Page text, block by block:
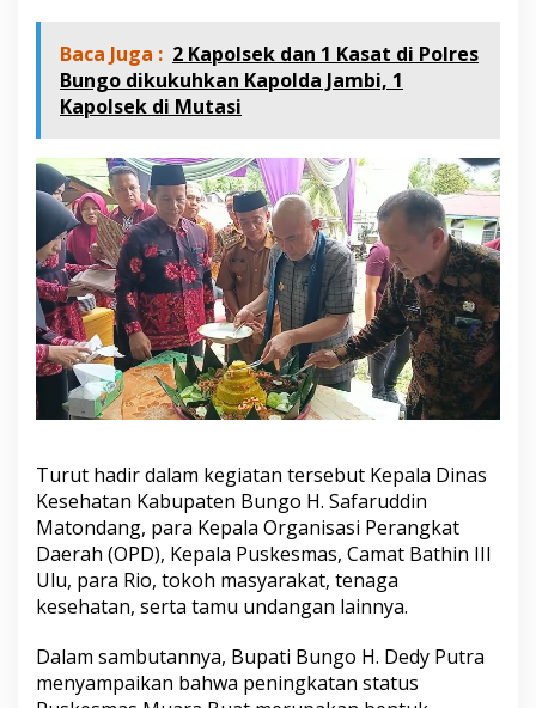
B
u
a
t
e
n
j
a
d
i
P
u
s
k
e
s
m
P
e
r
a
a
t
n
Baca Juga : 2 Kapolsek dan 1 Kasat di Polres
Bungo dikukuhkan Kapolda Jambi, 1
Kapolsek di Mutasi
Turut hadir dalam kegiatan tersebut Kepala Dinas
Kesehatan Kabupaten Bungo H. Safaruddin
Matondang, para Kepala Organisasi Perangkat
Daerah (OPD), Kepala Puskesmas, Camat Bathin III
Ulu, para Rio, tokoh masyarakat, tenaga
kesehatan, serta tamu undangan lainnya.
Dalam sambutannya, Bupati Bungo H. Dedy Putra
menyampaikan bahwa peningkatan status